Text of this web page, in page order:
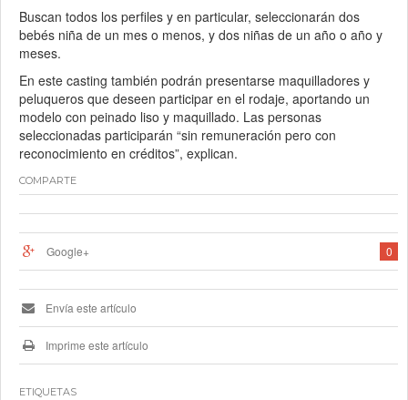
Buscan todos los perfiles y en particular, seleccionarán dos
bebés niña de un mes o menos, y dos niñas de un año o año y
meses.
En este casting también podrán presentarse maquilladores y
peluqueros que deseen participar en el rodaje, aportando un
modelo con peinado liso y maquillado. Las personas
seleccionadas participarán “sin remuneración pero con
reconocimiento en créditos”, explican.
COMPARTE
0
Google+
Envía este artículo
Imprime este artículo
ETIQUETAS